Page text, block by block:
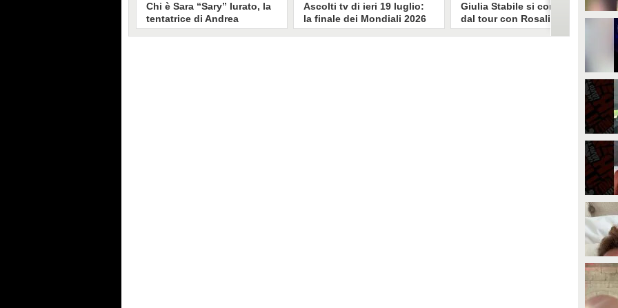
Chi è Sara “Sary” Iurato, la
tentatrice di Andrea
Petraroli a Temptation
Ascolti tv di ieri 19 luglio:
la finale dei Mondiali 2026
Spagna-Argentina
Giulia Stabile si confessa
dal tour con Rosalia: "Non
sono stata bene, costretta
ballo di Rosalia, Giulia Stabile si è
lasciata andare a una confessione
altri. A volte è già dentro di noi".